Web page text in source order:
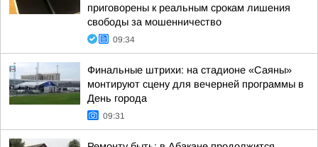
приговорены к реальным срокам лишения
свободы за мошенничество
09:34
Финальные штрихи: на стадионе «Саяны»
монтируют сцену для вечерней программы в
День города
09:31